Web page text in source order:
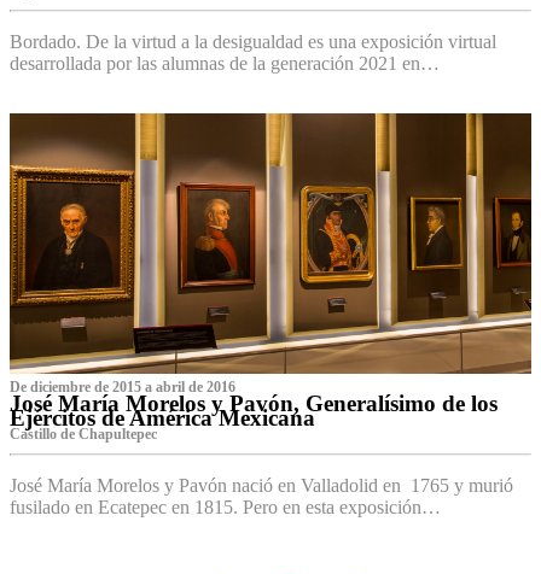
Bordado. De la virtud a la desigualdad es una exposición virtual
desarrollada por las alumnas de la generación 2021 en…
De diciembre de 2015 a abril de 2016
José María Morelos y Pavón, Generalísimo de los
Ejércitos de América Mexicana
C‌astillo de Chapultepec
José María Morelos y Pavón nació en Valladolid en 1765 y murió
fusilado en Ecatepec en 1815. Pero en esta exposición…